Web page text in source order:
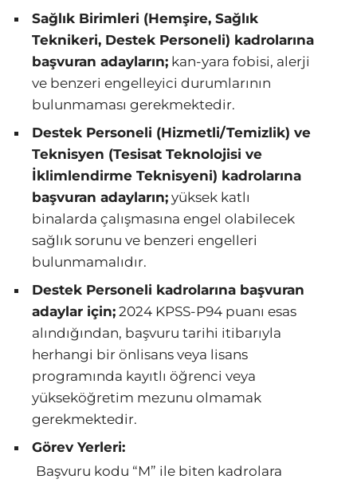
Sağlık Birimleri (Hemşire, Sağlık
Teknikeri, Destek Personeli) kadrolarına
başvuran adayların; kan-yara fobisi, alerji
ve benzeri engelleyici durumlarının
bulunmaması gerekmektedir.
Destek Personeli (Hizmetli/Temizlik) ve
Teknisyen (Tesisat Teknolojisi ve
İklimlendirme Teknisyeni) kadrolarına
başvuran adayların; yüksek katlı
binalarda çalışmasına engel olabilecek
sağlık sorunu ve benzeri engelleri
bulunmamalıdır.
Destek Personeli kadrolarına başvuran
adaylar için; 2024 KPSS-P94 puanı esas
alındığından, başvuru tarihi itibarıyla
herhangi bir önlisans veya lisans
programında kayıtlı öğrenci veya
yükseköğretim mezunu olmamak
gerekmektedir.
Görev Yerleri:
Başvuru kodu “M” ile biten kadrolara